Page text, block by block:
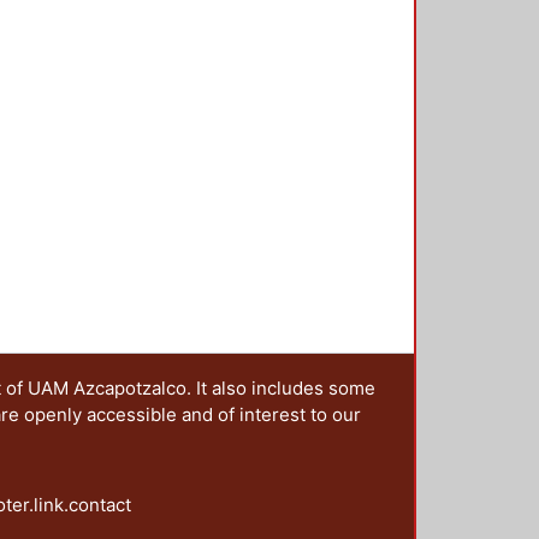
UAM Azcapotzalco. It also includes some
openly accessible and of interest to our